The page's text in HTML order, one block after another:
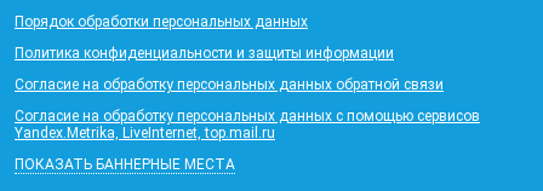
Порядок обработки персональных данных
Политика конфиденциальности и защиты информации
Согласие на обработку персональных данных обратной связи
Согласие на обработку персональных данных с помощью сервисов
Yandex.Metrika, LiveInternet, top.mail.ru
ПОКАЗАТЬ БАННЕРНЫЕ МЕСТА